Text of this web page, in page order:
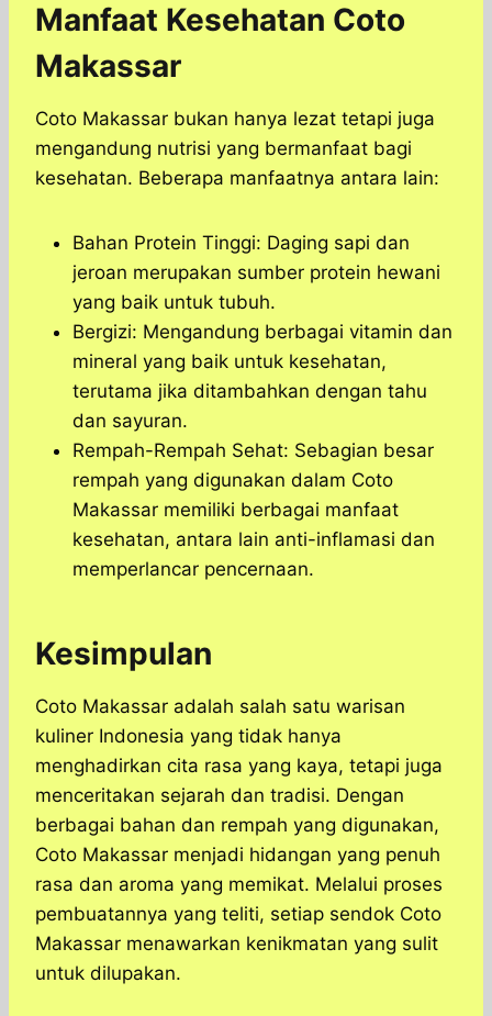
Manfaat Kesehatan Coto
Makassar
Coto Makassar bukan hanya lezat tetapi juga
mengandung nutrisi yang bermanfaat bagi
kesehatan. Beberapa manfaatnya antara lain:
Bahan Protein Tinggi: Daging sapi dan
jeroan merupakan sumber protein hewani
yang baik untuk tubuh.
Bergizi: Mengandung berbagai vitamin dan
mineral yang baik untuk kesehatan,
terutama jika ditambahkan dengan tahu
dan sayuran.
Rempah-Rempah Sehat: Sebagian besar
rempah yang digunakan dalam Coto
Makassar memiliki berbagai manfaat
kesehatan, antara lain anti-inflamasi dan
memperlancar pencernaan.
Kesimpulan
​Coto Makassar adalah salah satu warisan
kuliner Indonesia yang tidak hanya
menghadirkan cita rasa yang kaya, tetapi juga
menceritakan sejarah dan tradisi.​ Dengan
berbagai bahan dan rempah yang digunakan,
Coto Makassar menjadi hidangan yang penuh
rasa dan aroma yang memikat. Melalui proses
pembuatannya yang teliti, setiap sendok Coto
Makassar menawarkan kenikmatan yang sulit
untuk dilupakan.